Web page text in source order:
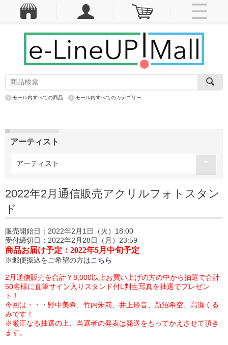
モール内すべての商品 モール内すべてのカテゴリー
アーティスト
アーティスト
2022年2月通信販売アクリルフォトスタン
ド
販売開始日：2022年2月1日（火）18:00
受付締切日：2022年2月28日（月）23:59
商品お届け予定：2022年5月中旬予定
※郵便振込をご希望の方はこちら
2月通信販売を合計￥8,000以上お買い上げの方の中から抽選で合計
50名様に直筆サイン入りスタンド付L判生写真を抽選でプレゼン
ト！
今回は・・・野中美希、竹内朱莉、井上玲音、新沼希空、高瀬くる
みです！
※厳正なる抽選の上、当選者の発表は発送をもってかえさせて頂き
ます。